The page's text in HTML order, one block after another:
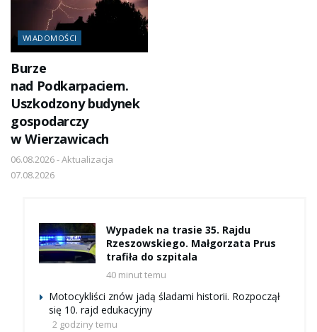
WIADOMOŚCI
Burze
nad Podkarpaciem.
Uszkodzony budynek
gospodarczy
w Wierzawicach
06.08.2026 - Aktualizacja
07.08.2026
Wypadek na trasie 35. Rajdu
Rzeszowskiego. Małgorzata Prus
trafiła do szpitala
40 minut temu
Motocykliści znów jadą śladami historii. Rozpoczął
się 10. rajd edukacyjny
2 godziny temu